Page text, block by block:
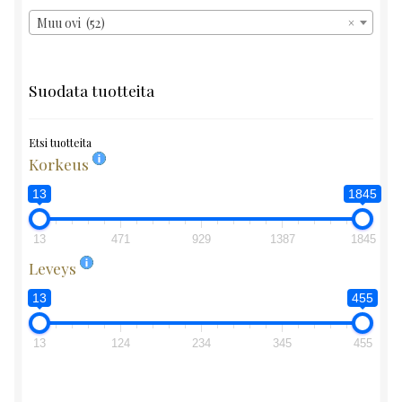
×
Muu ovi (52)
Suodata tuotteita
Etsi tuotteita
Korkeus
13 1845
13 471 929 1387 1845
Leveys
13 455
13 124 234 345 455